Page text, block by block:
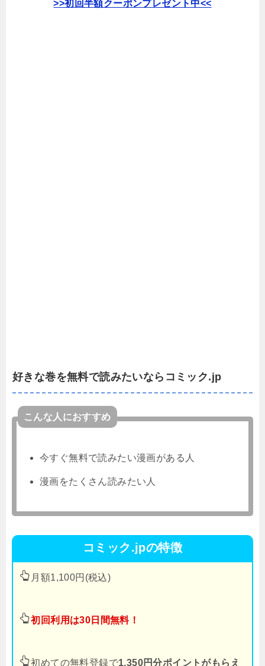
>>初回半額クーポンプレゼント中<<
好きな巻を無料で読みたいならコミック.jp
こんな人におすすめ
今すぐ無料で読みたい漫画がある人
漫画をたくさん読みたい人
コミック.jpの特徴
月額1,100円(税込)
初回利用は30日間無料！
初めての無料登録で1,350円分ポイントがもらえ